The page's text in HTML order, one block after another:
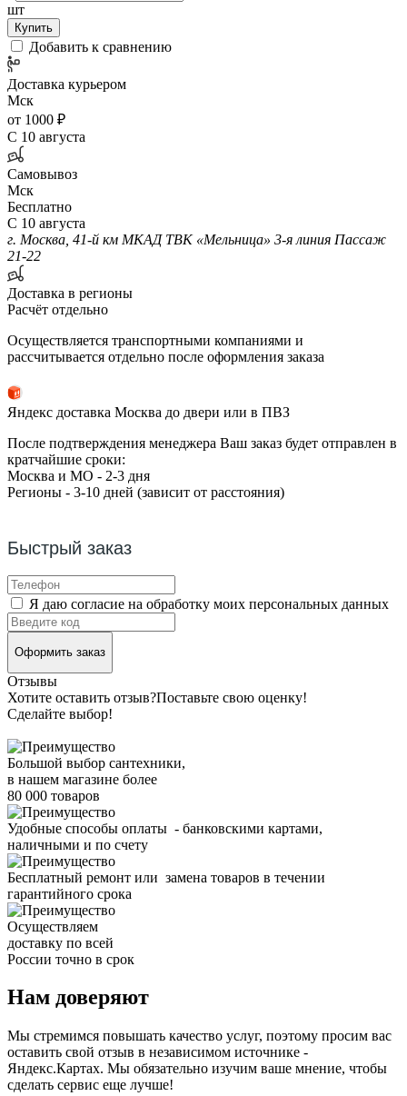
шт
Купить
Добавить к сравнению
Доставка курьером
Мск
от 1000 ₽
С 10 августа
Самовывоз
Мск
Бесплатно
С 10 августа
г. Москва, 41-й км МКАД ТВК «Мельница» 3-я линия Пассаж
21-22
Доставка в регионы
Расчёт отдельно
Осуществляется транспортными компаниями и
рассчитывается отдельно после оформления заказа
Яндекс доставка Москва до двери или в ПВЗ
После подтверждения менеджера Ваш заказ будет отправлен в
кратчайшие сроки:
Москва и МО - 2-3 дня
Регионы - 3-10 дней (зависит от расстояния)
Быстрый заказ
Я даю согласие на обработку моих персональных данных
Оформить заказ
Отзывы
Хотите оставить отзыв?Поставьте свою оценку!
Сделайте выбор!
Большой выбор сантехники,
в нашем магазине более
80 000 товаров
Удобные способы оплаты - банковскими картами,
наличными и по счету
Бесплатный ремонт или замена товаров в течении
гарантийного срока
Осуществляем
доставку по всей
России точно в срок
Нам доверяют
Мы стремимся повышать качество услуг, поэтому просим вас
оставить свой отзыв в независимом источнике -
Яндекс.Картах. Мы обязательно изучим ваше мнение, чтобы
сделать сервис еще лучше!